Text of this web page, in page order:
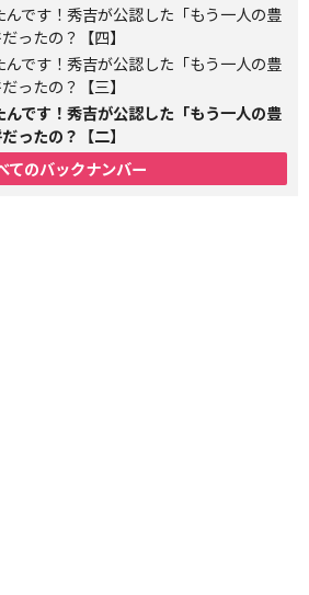
んです！秀吉が公認した「もう一人の豊
ったの？【四】
んです！秀吉が公認した「もう一人の豊
ったの？【三】
んです！秀吉が公認した「もう一人の豊
ったの？【二】
てのバックナンバー